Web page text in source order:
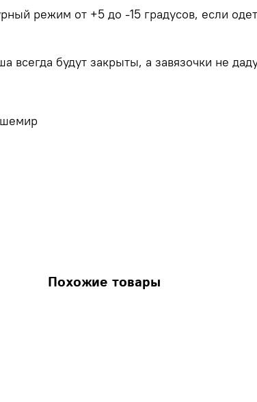
режим от +5 до -15 градусов, если
будут закрыты, а завязочки не
Похожие товары